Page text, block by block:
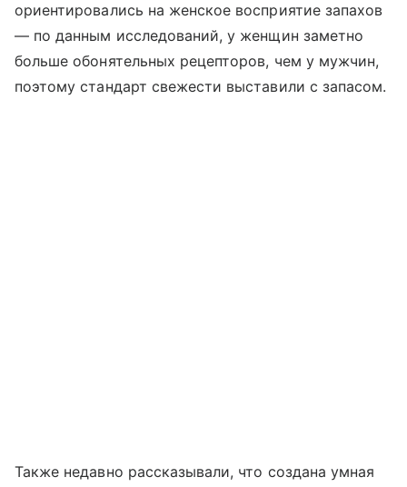
ориентировались на женское восприятие запахов
— по данным исследований, у женщин заметно
больше обонятельных рецепторов, чем у мужчин,
поэтому стандарт свежести выставили с запасом.
Также недавно рассказывали, что создана умная